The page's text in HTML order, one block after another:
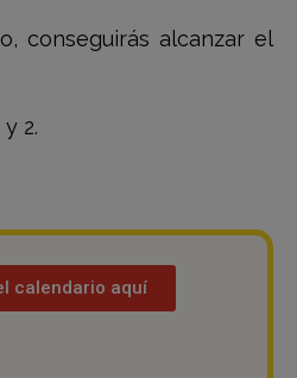
conseguirás alcanzar el
2.
calendario aquí